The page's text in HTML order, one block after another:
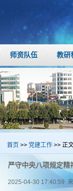
师资队伍 教研
首页 >> 党建工作 >> 正
严守中央八项规定精
2025-04-30 17:40:59